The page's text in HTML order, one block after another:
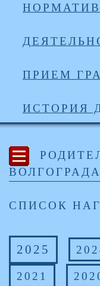
ПРИЕМ
ИСТОРИЯ
ВОЛГОГРАДА
СПИСОК
2025
2021